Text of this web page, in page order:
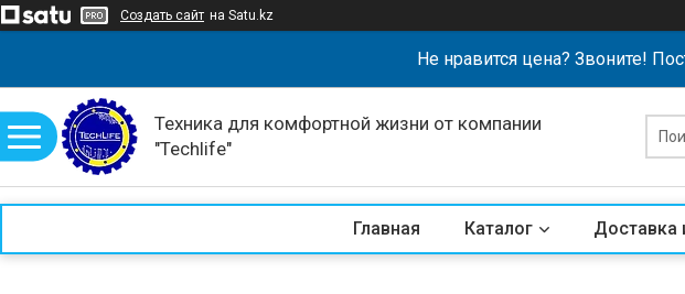
Создать сайт на Satu.kz
Не нравится цена? Звоните!
Техника для комфортной жизни от компании
"Techlife"
Главная Каталог Доставка